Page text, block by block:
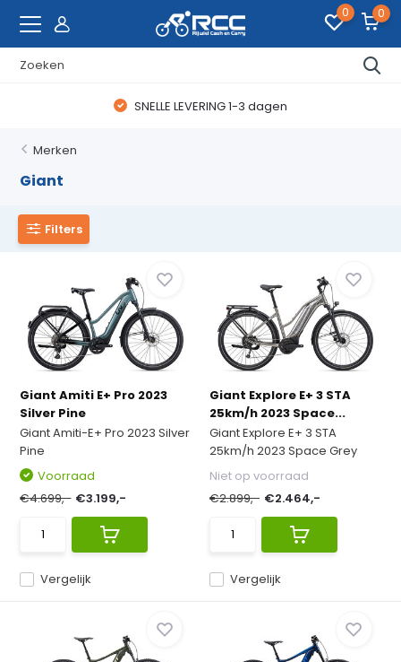
0 0
WAANZINNIGE FIETSDEALS
Merken
Giant
Filters
Giant Amiti E+ Pro 2023
Silver Pine
Giant Amiti-E+ Pro 2023 Silver
Pine
Vergelijk
Voorraad
€4.699,- €3.199,-
Giant Explore E+ 3 STA
25km/h 2023 Space...
Giant Explore E+ 3 STA
25km/h 2023 Space Grey
Vergelijk
Niet op voorraad
€2.899,- €2.464,-